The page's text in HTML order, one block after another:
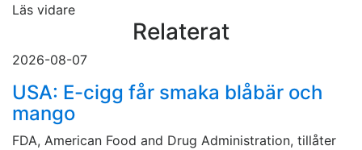
Läs vidare
Relaterat
2026-08-07
USA: E-cigg får smaka blåbär och
mango
FDA, American Food and Drug Administration, tillåter